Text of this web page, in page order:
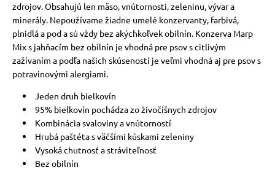
zdrojov. Obsahujú len mäso, vnútornosti, zeleninu, vývar a
minerály. Nepoužívame žiadne umelé konzervanty, farbivá,
plnidlá a pod a sú vždy bez akýchkoľvek obilnín. Konzerva Marp
Mix s jahňacím bez obilnín je vhodná pre psov s citlivým
zažívaním a podľa našich skúseností je veľmi vhodná aj pre psov s
potravinovými alergiami.
Jeden druh bielkovín
95% bielkovín pochádza zo živočíšnych zdrojov
Kombinácia svaloviny a vnútorností
Hrubá paštéta s väčšími kúskami zeleniny
Vysoká chutnosť a stráviteľnosť
Bez obilnín